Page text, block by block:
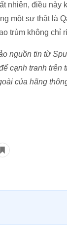
nhiên, điều
một sự thật là
trùm không chỉ
nguồn tin từ
cạnh tranh
của hãng